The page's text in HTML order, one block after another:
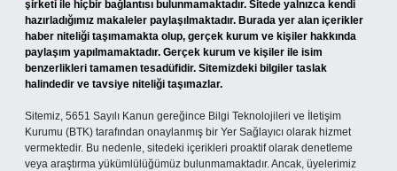
şirketi ile hiçbir bağlantısı bulunmamaktadır. Sitede yalnızca kendi
hazırladığımız makaleler paylaşılmaktadır. Burada yer alan içerikler
haber niteliği taşımamakta olup, gerçek kurum ve kişiler hakkında
paylaşım yapılmamaktadır. Gerçek kurum ve kişiler ile isim
benzerlikleri tamamen tesadüfidir. Sitemizdeki bilgiler taslak
halindedir ve tavsiye niteliği taşımazlar.
Sitemiz, 5651 Sayılı Kanun gereğince Bilgi Teknolojileri ve İletişim
Kurumu (BTK) tarafından onaylanmış bir Yer Sağlayıcı olarak hizmet
vermektedir. Bu nedenle, sitedeki içerikleri proaktif olarak denetleme
veya araştırma yükümlülüğümüz bulunmamaktadır. Ancak, üyelerimiz